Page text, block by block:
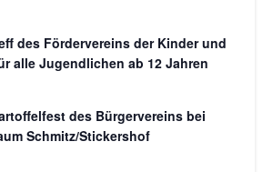
des Fördervereins der Kinder und
alle Jugendlichen ab 12 Jahren
des Bürgervereins bei
Schmitz/Stickershof